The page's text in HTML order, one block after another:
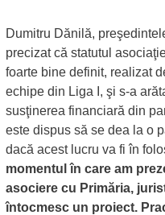
Dumitru Dănilă,
precizat că statutul
foarte bine definit, realizat
echipe din Liga I, şi s-a
susţinerea financiară din
este dispus să se dea la o
dacă acest lucru va fi în
momentul în care am
asociere cu Primăria,
întocmesc un proiect.